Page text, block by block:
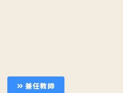
兼任教師